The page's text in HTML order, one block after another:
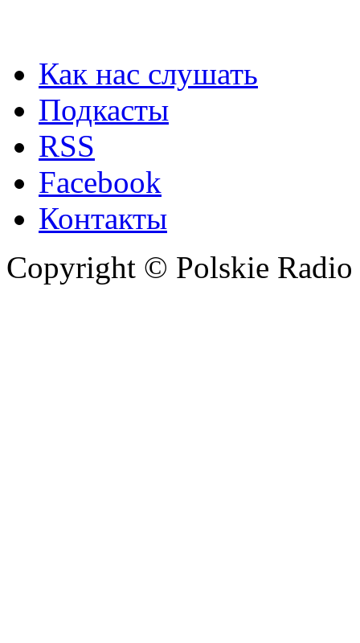
Как нас слушать
Подкасты
RSS
Facebook
Контакты
Copyright © Polskie